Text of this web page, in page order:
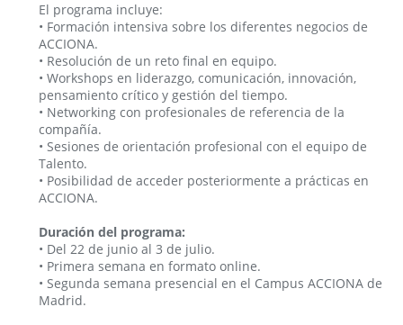
El programa incluye:
• Formación intensiva sobre los diferentes negocios de
ACCIONA.
• Resolución de un reto final en equipo.
• Workshops en liderazgo, comunicación, innovación,
pensamiento crítico y gestión del tiempo.
• Networking con profesionales de referencia de la
compañía.
• Sesiones de orientación profesional con el equipo de
Talento.
• Posibilidad de acceder posteriormente a prácticas en
ACCIONA.
Duración del programa:
• Del 22 de junio al 3 de julio.
• Primera semana en formato online.
• Segunda semana presencial en el Campus ACCIONA de
Madrid.